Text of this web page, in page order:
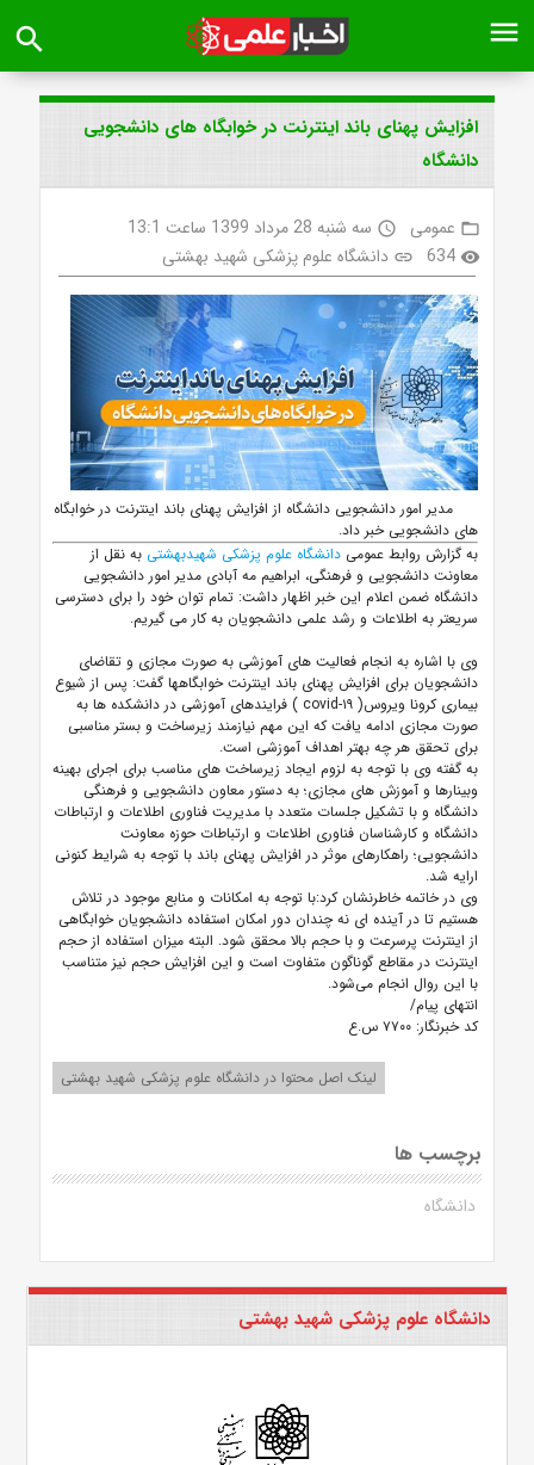
menu
search
افزایش پهنای باند اینترنت در خوابگاه های دانشجویی
دانشگاه
folder_open عمومی access_time سه شنبه 28 مرداد 1399 ساعت 13:1
visibility
634
link دانشگاه علوم پزشکی شهید بهشتی
مدیر امور دانشجویی دانشگاه از افزایش پهنای باند اینترنت در خوابگاه
های دانشجویی خبر داد.
به گزارش روابط عمومی دانشگاه علوم پزشکی شهیدبهشتی به نقل از
معاونت دانشجویی و فرهنگی، ابراهیم مه آبادی مدیر امور دانشجویی
دانشگاه ضمن اعلام این خبر اظهار داشت: تمام توان خود را برای دسترسی
سریعتر به اطلاعات و رشد علمی دانشجویان به کار می گیریم.
وی با اشاره به انجام فعالیت های آموزشی به صورت مجازی و تقاضای
دانشجویان برای افزایش پهنای باند اینترنت خوابگاهها گفت: پس از شیوع
بیماری کرونا ویروس( covid-۱۹ ) فرایندهای آموزشی در دانشکده ها به
صورت مجازی ادامه یافت که این مهم نیازمند زیرساخت و بستر مناسبی
برای تحقق هر چه بهتر اهداف آموزشی است.
به گفته وی با توجه به لزوم ایجاد زیرساخت های مناسب برای اجرای بهینه
وبینارها و آموزش های مجازی؛ به دستور معاون دانشجویی و فرهنگی
دانشگاه و با تشکیل جلسات متعدد با مدیریت فناوری اطلاعات و ارتباطات
دانشگاه و کارشناسان فناوری اطلاعات و ارتباطات حوزه معاونت
دانشجویی؛ راهکارهای موثر در افزایش پهنای باند با توجه به شرایط کنونی
ارایه شد.
وی در خاتمه خاطرنشان کرد:با توجه به امکانات و منابع موجود در تلاش
هستیم تا در آینده ای نه چندان دور امکان استفاده دانشجویان خوابگاهی
از اینترنت پرسرعت و با حجم بالا محقق شود. البته میزان استفاده از حجم
اینترنت در مقاطع گوناگون متفاوت است و این افزایش حجم نیز متناسب
با این روال انجام می‌شود.
انتهای پیام/
کد خبرنگار: ۷۷۰۰ س.ع
لینک اصل محتوا در دانشگاه علوم پزشکی شهید بهشتی
برچسب ها
دانشگاه
دانشگاه علوم پزشکی شهید بهشتی